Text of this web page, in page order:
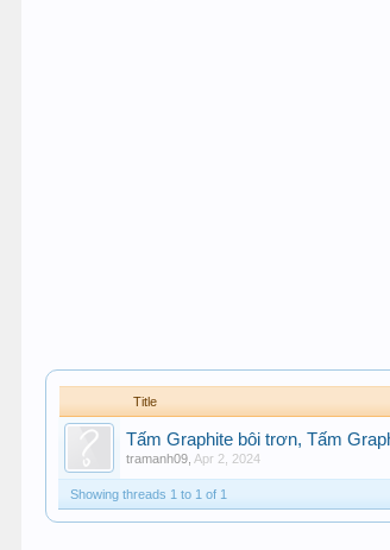
Title
Tấm Graphite bôi trơn, Tấm
tramanh09 Apr 2, 2024
Showing threads 1 to 1 of 1